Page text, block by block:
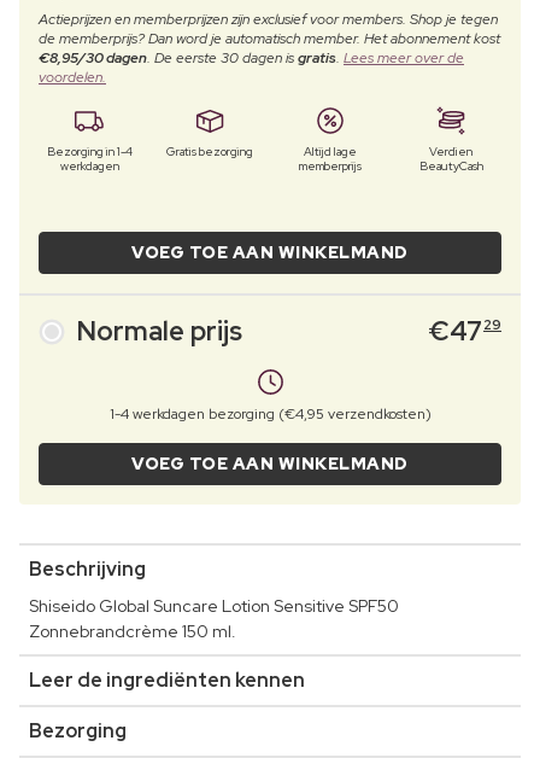
Actieprijzen en memberprijzen zijn exclusief voor members. Shop je tegen
de memberprijs? Dan word je automatisch member. Het abonnement kost
€8,95/30 dagen. De eerste 30 dagen isgratis. Lees meer over de
voordelen.
Bezorging in 1-4
werkdagen
Gratis bezorging
Altijd lage
memberprijs
Verdien
BeautyCash
VOEG TOE AAN WINKELMAND
Normale prijs €47 29
1-4 werkdagen bezorging (€4,95 verzendkosten)
VOEG TOE AAN WINKELMAND
Beschrijving
Shiseido Global Suncare Lotion Sensitive SPF50
Zonnebrandcrème 150 ml.
Leer de ingrediënten kennen
Bezorging